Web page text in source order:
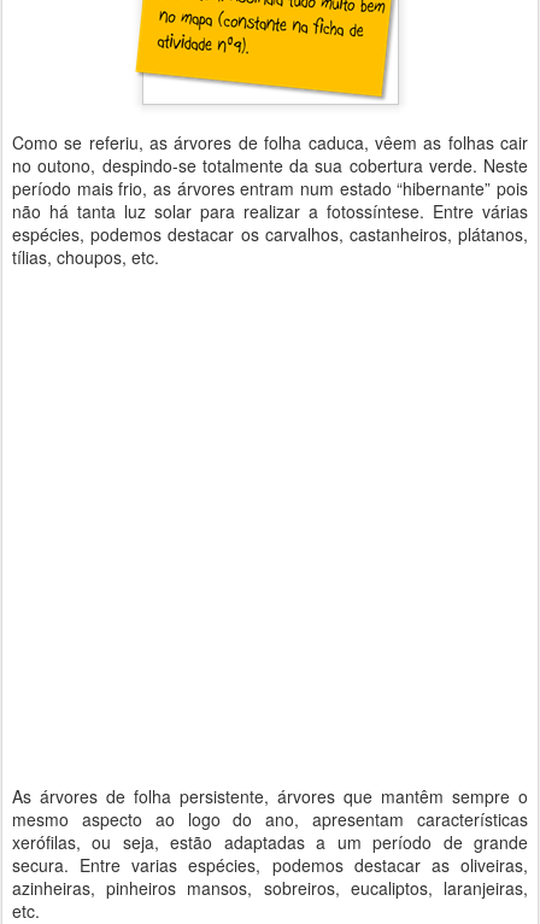
Como se referiu, as árvores de folha caduca, vêem as folhas cair
no outono, despindo-se totalmente da sua cobertura verde. Neste
período mais frio, as árvores entram num estado “hibernante” pois
não há tanta luz solar para realizar a fotossíntese. Entre várias
espécies, podemos destacar os carvalhos, castanheiros, plátanos,
tílias, choupos, etc.
As árvores de folha persistente, árvores que mantêm sempre o
mesmo aspecto ao logo do ano, apresentam características
xerófilas, ou seja, estão adaptadas a um período de grande
secura. Entre varias espécies, podemos destacar as oliveiras,
azinheiras, pinheiros mansos, sobreiros, eucaliptos, laranjeiras,
etc.